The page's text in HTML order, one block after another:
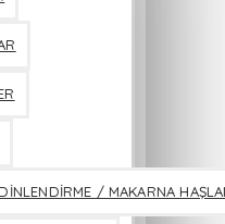
DİNLENDİRME / MAKARNA